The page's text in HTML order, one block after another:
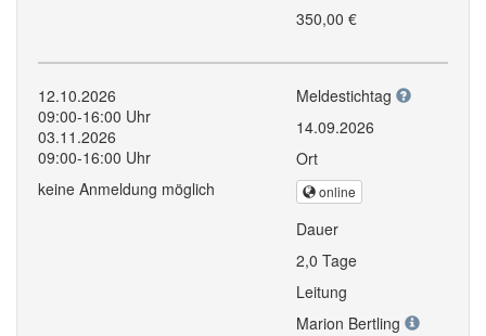
350,00 €
12.10.2026
09:00-16:00 Uhr
03.11.2026
09:00-16:00 Uhr
keine Anmeldung möglich
Meldestichtag
14.09.2026
Ort
online
Dauer
2,0 Tage
Leitung
Marion Bertling